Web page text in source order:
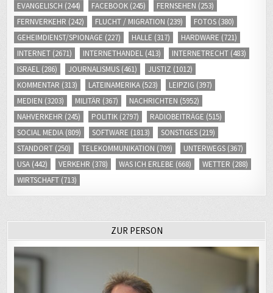
EVANGELISCH (244) FACEBOOK (245) FERNSEHEN (253)
FERNVERKEHR (242) FLUCHT / MIGRATION (239) FOTOS (380)
GEHEIMDIENST/SPIONAGE (227) HALLE (317) HARDWARE (721)
INTERNET (2671) INTERNETHANDEL (413) INTERNETRECHT (483)
ISRAEL (286) JOURNALISMUS (461) JUSTIZ (1012)
KOMMENTAR (313) LATEINAMERIKA (523) LEIPZIG (397)
MEDIEN (3203) MILITÄR (367) NACHRICHTEN (5952)
NAHVERKEHR (245) POLITIK (2797) RADIOBEITRÄGE (515)
SOCIAL MEDIA (809) SOFTWARE (1813) SONSTIGES (219)
STANDORT (250) TELEKOMMUNIKATION (709) UNTERWEGS (367)
USA (442) VERKEHR (378) WAS ICH ERLEBE (668) WETTER (288)
WIRTSCHAFT (713)
ZUR PERSON